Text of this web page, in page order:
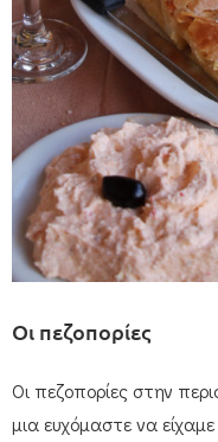
Οι πεζοπορίες
Οι πεζοπορίες στην
μια ευχόμαστε να